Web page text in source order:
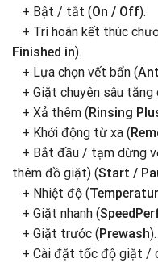
+ Bật / tắt (On / Off).
+ Trì hoãn kết thúc
Finished in).
+ Lựa chọn vết bẩn (
+ Giặt chuyên sâu tăng
+ Xả thêm (Rinsing
+ Khởi động từ xa (
+ Bắt đầu / tạm dừng
thêm đồ giặt) (Start /
+ Nhiệt độ (
+ Giặt nhanh (
+ Giặt trước (Prewash).
+ Cài đặt tốc độ giặt /